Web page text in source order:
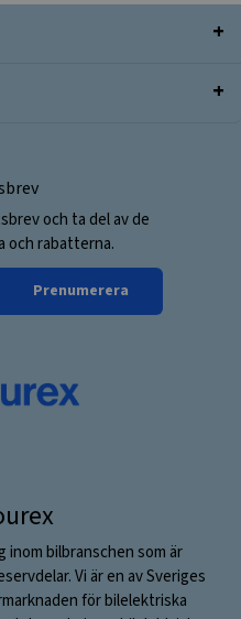
och ta del av de
och rabatterna.
Prenumerera
bilbranschen som är
Vi är en av Sveriges
för bilelektriska